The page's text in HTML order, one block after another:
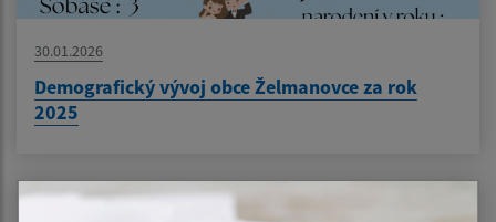
30.01.2026
Demografický vývoj obce Želmanovce za rok
2025